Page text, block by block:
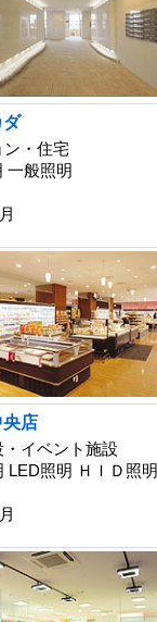
ダ
ン・住宅
一般照明
店
・イベント施設
LED照明 ＨＩＤ照明